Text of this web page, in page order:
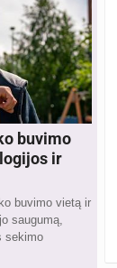
buvimo
ir
buvimo vietą ir
saugumą,
sekimo